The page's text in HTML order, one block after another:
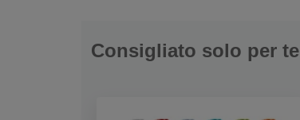
Consigliato solo per te